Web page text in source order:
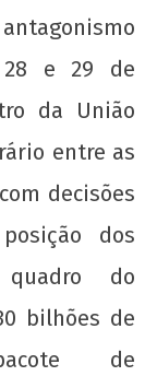
do
28 e 29 de
da União
entre as
decisões
dos
quadro do
bilhões de
de